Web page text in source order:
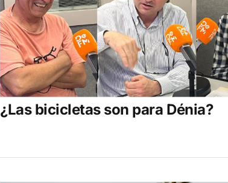
¿Las bicicletas son para Dénia?